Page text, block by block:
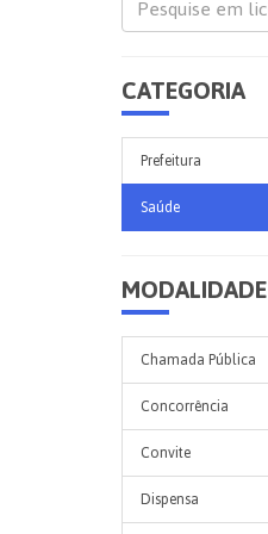
CATEGORIA
Prefeitura
Saúde
MODALIDADE
Chamada Pública
Concorrência
Convite
Dispensa